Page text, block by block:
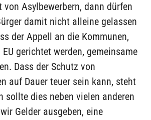
Asylbewerbern, dann dürfen
damit nicht alleine gelassen
der Appell an die Kommunen,
gerichtet werden, gemeinsame
Dass der Schutz von
auf Dauer teuer sein kann, steht
sollte dies neben vielen anderen
Gelder ausgeben, eine